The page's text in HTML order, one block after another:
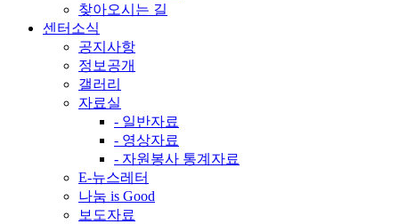
찾아오시는 길
센터소식
공지사항
정보공개
갤러리
자료실
- 일반자료
- 영상자료
- 자원봉사 통계자료
E-뉴스레터
나눔 is Good
보도자료